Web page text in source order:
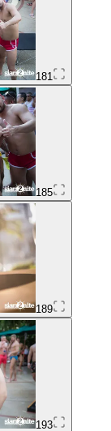
181
185
189
193